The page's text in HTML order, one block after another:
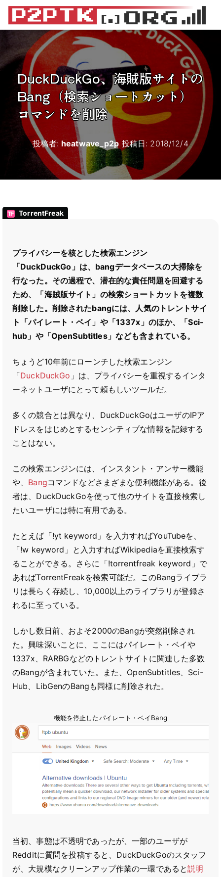
DuckDuckGo、海賊版サイトの
Bang（検索ショートカット）
コマンドを削除
投稿者: heatwave_p2p 投稿日: 2018/12/4
TorrentFreak
プライバシーを核とした検索エンジン
「DuckDuckGo」は、bangデータベースの大掃除を
行なった。その過程で、潜在的な責任問題を回避する
ため、「海賊版サイト」の検索ショートカットを複数
削除した。削除されたbangには、人気のトレントサイ
ト「パイレート・ベイ」や「1337x」のほか、「Sci-
hub」や「OpenSubtitles」なども含まれている。
ちょうど10年前にローンチした検索エンジン
「DuckDuckGo 」は、プライバシーを重視するインタ
ーネットユーザにとって頼もしいツールだ。
多くの競合とは異なり、DuckDuckGoはユーザのIPア
ドレスをはじめとするセンシティブな情報を記録する
ことはない。
この検索エンジンには、インスタント・アンサー機能
や、 Bangコマンドなどさまざまな便利機能がある。後
者は、DuckDuckGoを使って他のサイトを直接検索し
たいユーザには特に有用である。
たとえば「!yt keyword」を入力すればYouTubeを、
「!w keyword」と入力すればWikipediaを直接検索す
ることができる。さらに「!torrentfreak keyword」で
あればTorrentFreakを検索可能だ。このBangライブラ
リは長らく存続し、10,000以上のライブラリが登録さ
れるに至っている。
しかし数日前、およそ2000のBangが突然削除され
た。興味深いことに、ここにはパイレート・ベイや
1337x、RARBGなどのトレントサイトに関連した多数
のBangが含まれていた。また、OpenSubtitles、Sci-
Hub、LibGenのBangも同様に削除された。
機能を停止したパイレート・ベイBang
当初、事態は不透明であったが、一部のユーザが
Redditに質問を投稿すると、DuckDuckGoのスタッフ
が、大規模なクリーンアップ作業の一環であると説明